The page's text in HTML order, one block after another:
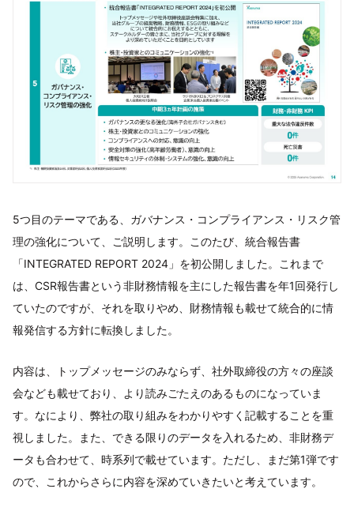
5つ目のテーマである、ガバナンス・コンプライアンス・リスク管
理の強化について、ご説明します。このたび、統合報告書
「INTEGRATED REPORT 2024」を初公開しました。これまで
は、CSR報告書という非財務情報を主にした報告書を年1回発行し
ていたのですが、それを取りやめ、財務情報も載せて統合的に情
報発信する方針に転換しました。
内容は、トップメッセージのみならず、社外取締役の方々の座談
会なども載せており、より読みごたえのあるものになっていま
す。なにより、弊社の取り組みをわかりやすく記載することを重
視しました。また、できる限りのデータを入れるため、非財務デ
ータも合わせて、時系列で載せています。ただし、まだ第1弾です
ので、これからさらに内容を深めていきたいと考えています。